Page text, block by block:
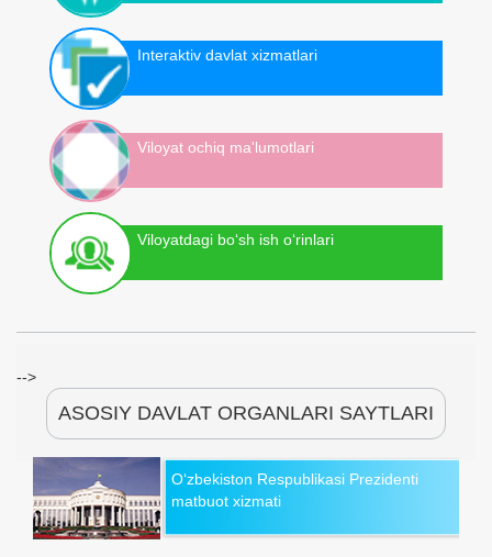
Interaktiv davlat xizmatlari
Viloyat ochiq ma'lumotlari
Viloyatdagi bo‘sh ish o‘rinlari
-->
ASOSIY DAVLAT ORGANLARI SAYTLARI
O‘zbekiston Respublikasi Prezidenti
matbuot xizmati